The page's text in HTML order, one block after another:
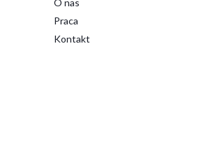
O nas
Praca
Kontakt